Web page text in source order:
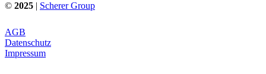
© 2025 | Scherer Group
AGB
Datenschutz
Impressum